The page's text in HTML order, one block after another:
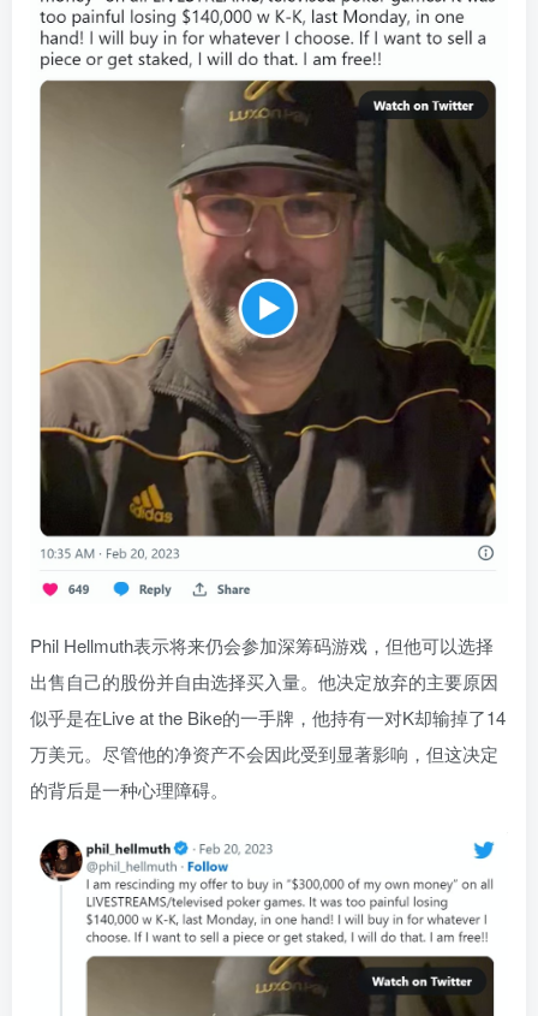
Phil Hellmuth表示将来仍会参加深筹码游戏，但他可以选择
出售自己的股份并自由选择买入量。他决定放弃的主要原因
似乎是在Live at the Bike的一手牌，他持有一对K却输掉了14
万美元。尽管他的净资产不会因此受到显著影响，但这决定
的背后是一种心理障碍。